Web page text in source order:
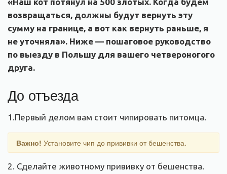
возвращаться, должны будут вернуть эту
сумму на границе, а вот как вернуть раньше, я
не уточняла». Ниже — пошаговое руководство
по выезду в Польшу для вашего четвероногого
друга.
До отъезда
1.Первый делом вам стоит чипировать питомца.
Важно! Установите чип до прививки от бешенства.
2. Сделайте животному прививку от бешенства.